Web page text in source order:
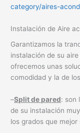
category/aires-
Instalación de Aire
Garantizamos la
instalación de su
ofrecemos unas
comodidad y la de
–Split de pared: son
de su instalación
los grados que